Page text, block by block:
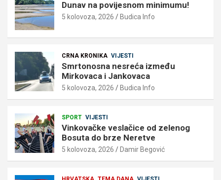
Dunav na povijesnom minimumu!
5 kolovoza, 2026 Budica Info
CRNA KRONIKA VIJESTI
Smrtonosna nesreća između
Mirkovaca i Jankovaca
5 kolovoza, 2026 Budica Info
SPORT VIJESTI
Vinkovačke veslačice od zelenog
Bosuta do brze Neretve
5 kolovoza, 2026 Damir Begović